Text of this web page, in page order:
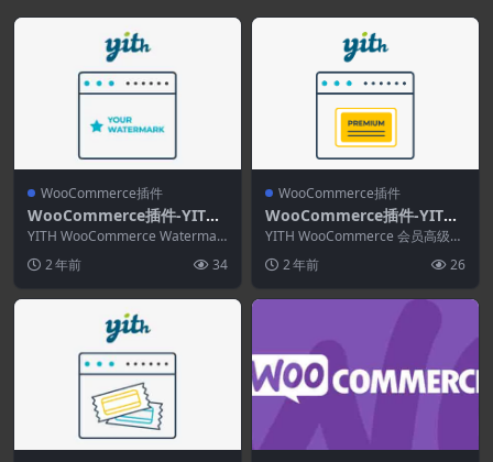
WooCommerce插件
WooCommerce插件-YITH
WooCommerce Watermar
k Premium 3.0.0
YITH WooCommerce Watermar
2 年前 34
WooCommerce插件
WooCommerce插件-YITH
WooCommerce Members
hip Premium 2.17.0
YITH WooCommerce 会员高级版
制访...2 年前 26